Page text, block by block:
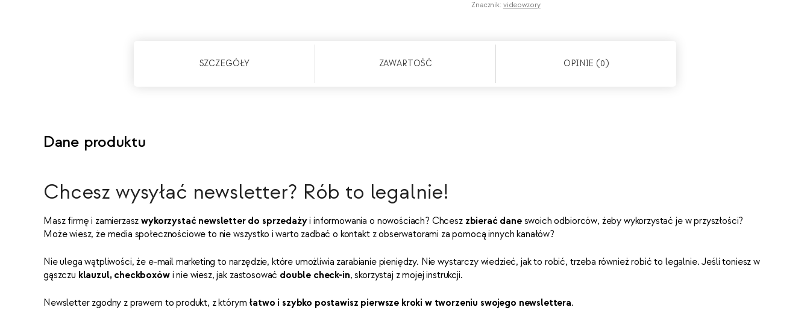
Znacznik: videowzory
SZCZEGÓŁY ZAWARTOŚĆ OPINIE (0)
Dane produktu
Chcesz wysyłać newsletter? Rób to legalnie!
Masz firmę i zamierzaszwykorzystać newsletter do sprzedażyi informowania o nowościach? Chcesz zbierać daneswoich odbiorców, żeby wykorzystać je w przyszłości?
Może wiesz, że media społecznościowe to nie wszystko i warto zadbać o kontakt z obserwatorami za pomocą innych kanałów?
Nie ulega wątpliwości, że e-mail marketing to narzędzie, które umożliwia zarabianie pieniędzy. Nie wystarczy wiedzieć, jak to robić, trzeba również robić to legalnie. Jeśli toniesz w
gąszczu klauzul, checkboxówi nie wiesz, jak zastosować double check-in, skorzystaj z mojej instrukcji.
Newsletter zgodny z prawem to produkt, z którym łatwo i szybko postawisz pierwsze kroki w tworzeniu swojego newslettera.